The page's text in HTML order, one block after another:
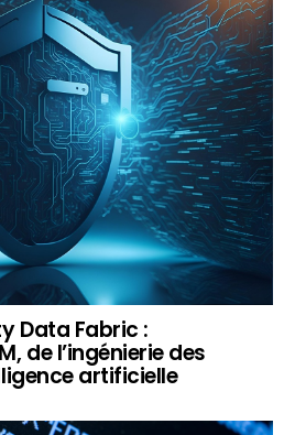
Data Fabric :
de l’ingénierie des
artificielle